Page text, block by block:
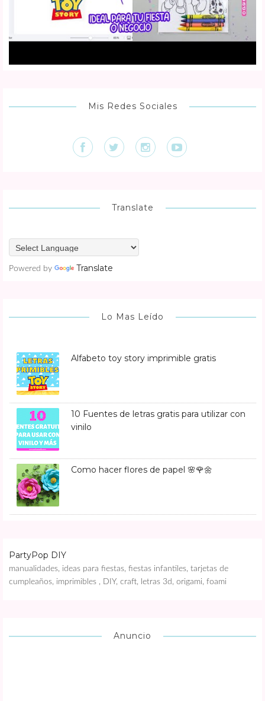
Mis Redes Sociales
Translate
Powered by Translate
Lo Mas Leído
Alfabeto toy story imprimible gratis
10 Fuentes de letras gratis para utilizar con
vinilo
Como hacer flores de papel 🌸🌹🌼
PartyPop DIY
manualidades, ideas para fiestas, fiestas infantiles, tarjetas de
cumpleaños, imprimibles , DIY, craft, letras 3d, origami, foami
Anuncio